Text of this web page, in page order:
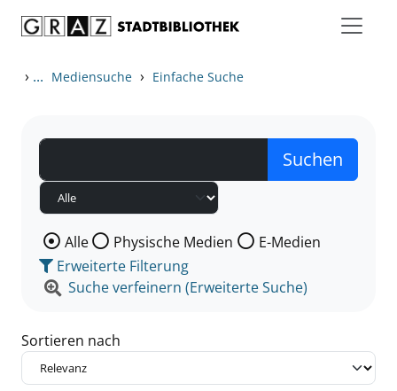
› ... Mediensuche › Einfache Suche
Wählen Sie die Medienart nach der Sie suchen wollen.
Alle Physische Medien
E-Medien
Erweiterte Filterung
Suche verfeinern (Erweiterte Suche)
Sortieren nach